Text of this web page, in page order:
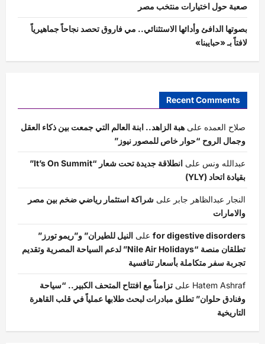
صعبة حول اختيارات منتخب مصر
بصوتها الدافئ وأدائها الاستثنائي.. مي فاروق تحصد نجاحاً جماهيرياً
لافتاً بـ «حبايبنا»
Recent Comments
صلاح العمده على هبة الزاهد.. ابنة العالم التي جمعت بين ذكاء العقل
وجمال الروح “حوار خاص للمصور نيوز”
عبدالله ونس على
انطلاقة جديدة تحت شعار “It’s On Summit”
بقيادة اتحاد (YLY)
النجار عبدالظاهر جابر على شراكة استثمار رياضي ضخم بين مصر
والامارات
for digestive disorders على النيل للطيران” و”ريمو تورز”
تطلقان منصة “Nile Air Holidays” لدعم السياحة المصرية وتقديم
تجربة سفر متكاملة بأسعار تنافسية
Hatem Ashraf على تزامناً مع افتتاح المتحف الكبير.. “سياحة
وفنادق حلوان” تطلق مبادرات لبحث طلابها عملياً في قلب القاهرة
التاريخية